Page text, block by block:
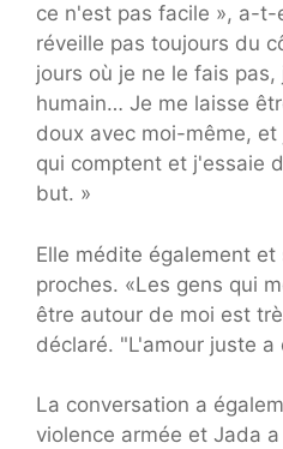
ce n'est pas facile », a-t-
réveille pas toujours du
jours où je ne le fais
humain… Je me laisse
doux avec moi-même,
qui comptent et j'essaie
but. »
Elle médite également
proches. «Les gens qui
être autour de moi est
déclaré. "L'amour juste a
La conversation a
violence armée et Jada